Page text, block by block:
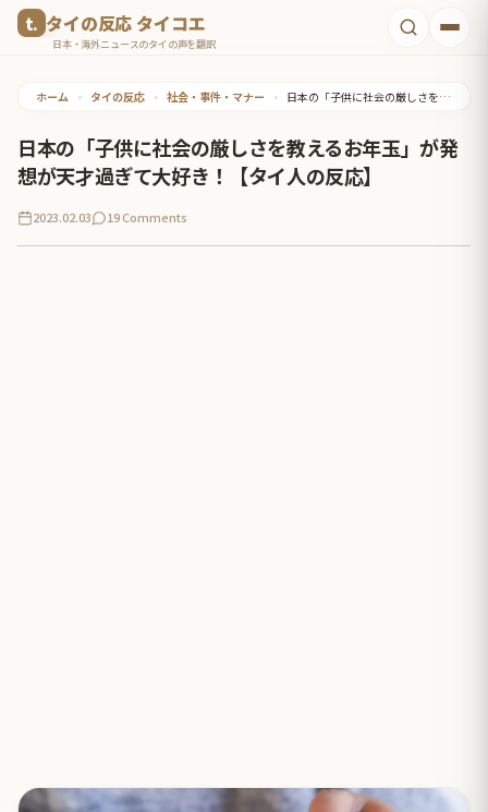
タイの反応 タイコエ
日本・海外ニュースのタイの声を翻訳
ホーム • タイの反応 • 社会・事件・マナー • 日本の「子供に社会の厳しさを教えるお年玉」が発想が天才過ぎて大好き！【タイ人の反応】
日本の「子供に社会の厳しさを教えるお年玉」が発
想が天才過ぎて大好き！【タイ人の反応】
2023.02.03 19 Comments